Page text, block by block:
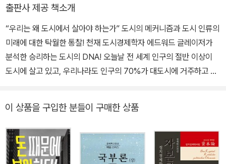
린스턴대학교에서 경제학 학사 학위를, 시카고대학교에서 경제학 박
Arts and Sciences)와 전국행정아카데미(National Academy o
f Public Administration)의 회원이다.
국 경제 흐름을 분석하다 국내 최대 자본 시장 전문 매체인 ‘더벨’의
제휴사인 캐피탈 커넥트에서 총괄이사직을 겸하며 국내 자본 시장 소
식을 해외 투자자에게 전달했다. 현재는 외신 번역과 기사화 및 모니
터링 전문업체 ㈜에디터제이더블유 대표로 일하면서 ESG 전문 매
체인 ‘ESG 경제’와 주식 전문 매체인 딜사이트경제TV 객원 기자로
을 통해 글로벌 금융ㅇ경제 뉴스를 모니터링하고 우리말로 기사 화하
면서 항상 투자자에게 실질적으로 유익한 정보를 전달하고자 한다.
『심리투자 불변의 법칙』, 『경제학 콘서트 2』, 『비트코인, 이더리움 그
리고 최후의 승자』, 『투자의 배신』, 『부의 속성』 등 수많은 베스트셀
출판사 제공 책소개
“우리는 왜 도시에서 살아야 하는가” 도시의 메커니즘과 도시 인류의
미래에 대한 탁월한 통찰! 천재 도시경제학자 에드워드 글레이저가
분석한 승리하는 도시의 DNA! 오늘날 전 세계 인구의 절반 이상이
도시에 살고 있고, 우리나라도 인구의 70%가 대도시에 거주하고 있
과 정책의 중요성이 대두되고 있다. 이에 도시경제학 분야의 세계적
권위자인 하버드대학 에드워드 글레이저(Edward Glaeser) 교수의
신간『도시의 승리(TRIUMPH OF THE CITY)』는 전 세계 도시의
흥망성쇠와 주요 이슈들에 대한 예리한 분석과 통찰을 전함으로써 대
이 상품을 구입한 분들이 구매한 상품